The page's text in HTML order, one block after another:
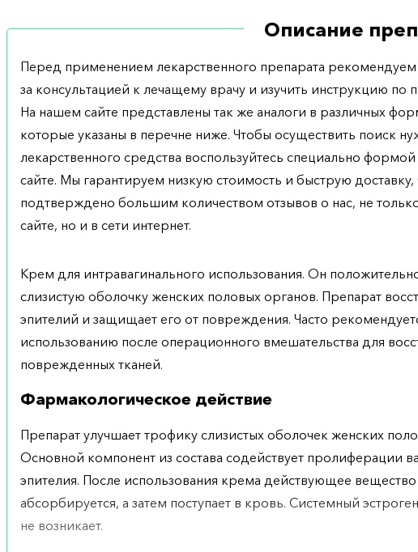
Описание
Перед применением лекарственного препарата рекомендуем
за консультацией к лечащему врачу и изучить инструкцию по
На нашем сайте представлены так же аналоги в различных
которые указаны в перечне ниже. Чтобы осуществить поиск
лекарственного средства воспользуйтесь специально
сайте. Мы гарантируем низкую стоимость и быструю доставку,
подтверждено большим количеством отзывов о нас, не
сайте, но и в сети интернет.
Крем для интравагинального использования. Он
слизистую оболочку женских половых органов. Препарат
эпителий и защищает его от повреждения. Часто
использованию после операционного вмешательства для
поврежденных тканей.
Фармакологическое действие
Препарат улучшает трофику слизистых оболочек женских
Основной компонент из состава содействует пролиферации
эпителия. После использования крема действующее вещество
абсорбируется, а затем поступает в кровь. Системный
не возникает.